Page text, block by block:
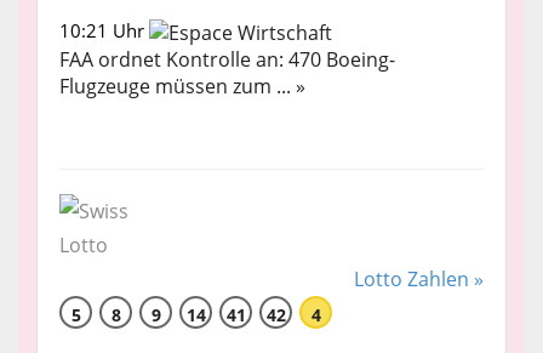
10:21 Uhr
FAA ordnet Kontrolle an: 470 Boeing-
Flugzeuge müssen zum ... »
Lotto Zahlen »
5 8 9 14 41 42 4